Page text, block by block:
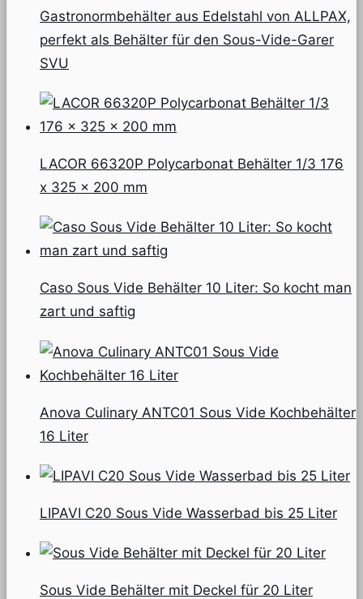
Gastronormbehälter aus Edelstahl von ALLPAX,
perfekt als Behälter für den Sous-Vide-Garer
SVU
LACOR 66320P Polycarbonat Behälter 1/3 176
x 325 x 200 mm
Caso Sous Vide Behälter 10 Liter: So kocht man
zart und saftig
Anova Culinary ANTC01 Sous Vide Kochbehälter
16 Liter
LIPAVI C20 Sous Vide Wasserbad bis 25 Liter
Sous Vide Behälter mit Deckel für 20 Liter